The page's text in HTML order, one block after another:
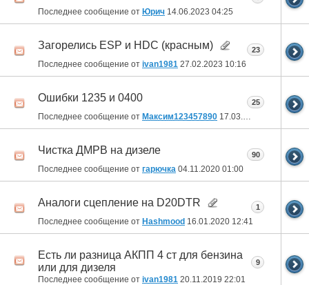
Последнее сообщение от Юрич 14.06.2023 04:25
Загорелись ESP и HDC (красным)
Последнее сообщение от ivan1981 27.02.2023 10:16
23
Ошибки 1235 и 0400
Последнее сообщение от Максим123457890 17.03.2022
25
Чистка ДМРВ на дизеле
Последнее сообщение от гарючка 04.11.2020 01:00
90
Аналоги сцепление на D20DTR
Последнее сообщение от Hashmood 16.01.2020 12:41
1
Есть ли разница АКПП 4 ст для бензина
или для дизеля
Последнее сообщение от ivan1981 20.11.2019 22:01
9